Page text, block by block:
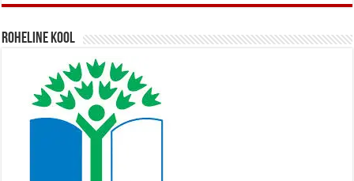
Roheline kool